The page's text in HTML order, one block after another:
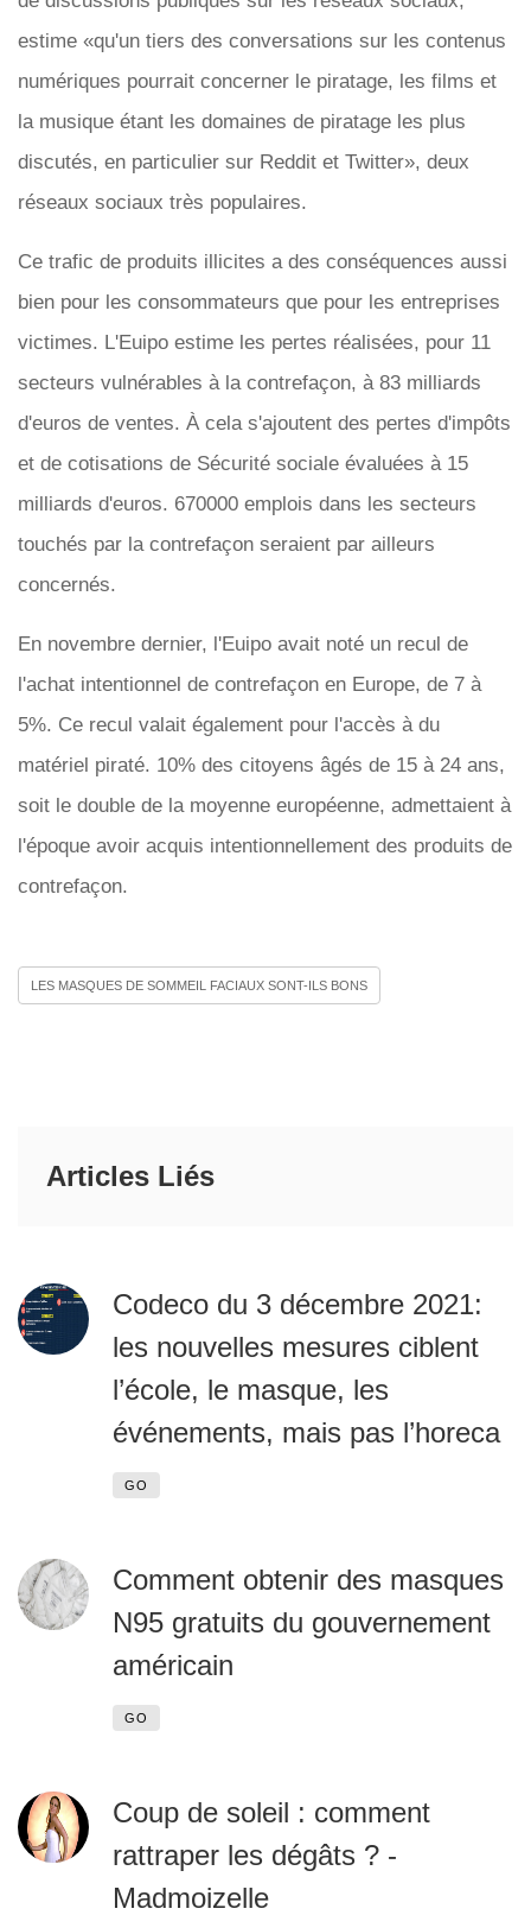
estime «qu'un tiers des conversations sur les contenus
numériques pourrait concerner le piratage, les films et
la musique étant les domaines de piratage les plus
discutés, en particulier sur Reddit et Twitter», deux
réseaux sociaux très populaires.
Ce trafic de produits illicites a des conséquences aussi
bien pour les consommateurs que pour les entreprises
victimes. L'Euipo estime les pertes réalisées, pour 11
secteurs vulnérables à la contrefaçon, à 83 milliards
d'euros de ventes. À cela s'ajoutent des pertes d'impôts
et de cotisations de Sécurité sociale évaluées à 15
milliards d'euros. 670000 emplois dans les secteurs
touchés par la contrefaçon seraient par ailleurs
concernés.
En novembre dernier, l'Euipo avait noté un recul de
l'achat intentionnel de contrefaçon en Europe, de 7 à
5%. Ce recul valait également pour l'accès à du
matériel piraté. 10% des citoyens âgés de 15 à 24 ans,
soit le double de la moyenne européenne, admettaient à
l'époque avoir acquis intentionnellement des produits de
contrefaçon.
LES MASQUES DE SOMMEIL FACIAUX SONT-ILS BONS
Articles Liés
Codeco du 3 décembre 2021:
les nouvelles mesures ciblent
l’école, le masque, les
événements, mais pas l’horeca
GO
Comment obtenir des masques
N95 gratuits du gouvernement
américain
GO
Coup de soleil : comment
rattraper les dégâts ? -
Madmoizelle